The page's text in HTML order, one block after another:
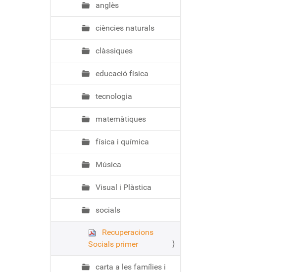
anglès
ciències naturals
clàssiques
educació física
tecnologia
matemàtiques
física i química
Música
Visual i Plàstica
socials
Recuperacions
Socials primer
carta a les famílies i